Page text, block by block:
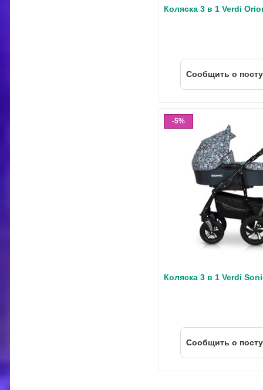
Коляска 3 в 1 Verdi
Cообщить о
5%
Коляска 3 в 1 Verdi
Cообщить о